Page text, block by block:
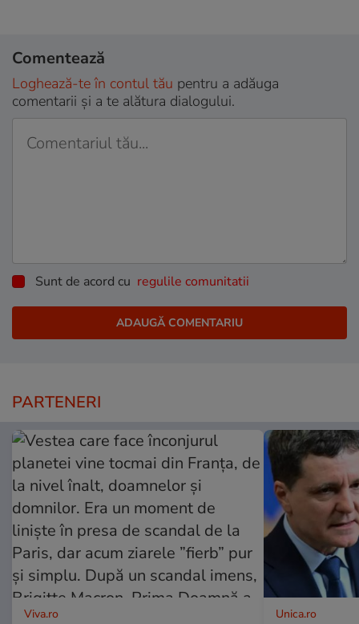
Comentează
Loghează-te în contul tău pentru a adăuga
comentarii și a te alătura dialogului.
Sunt de acord cu regulile comunitatii
PARTENERI
Viva.ro Unica.ro